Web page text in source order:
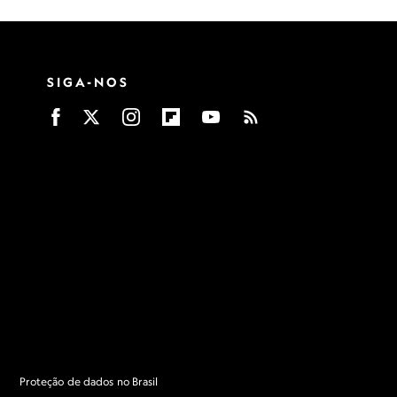
SIGA-NOS
Proteção de dados no Brasil